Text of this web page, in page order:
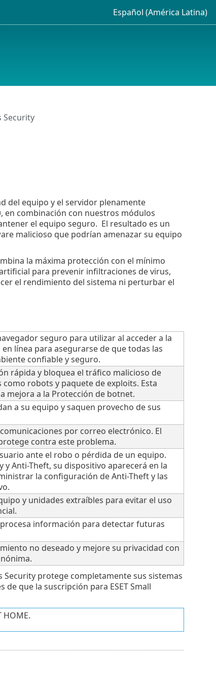
Español (América Latina)
Security
del equipo y el servidor plenamente
en combinación con nuestros módulos
el equipo seguro. El resultado es un
malicioso que podrían amenazar su equipo
la máxima protección con el mínimo
para prevenir infiltraciones de virus,
el rendimiento del sistema ni perturbar el
seguro para utilizar al acceder a la
línea para asegurarse de que todas las
confiable y seguro.
rápida y bloquea el tráfico malicioso de
robots y paquete de exploits. Esta
mejora a la Protección de botnet.
a su equipo y saquen provecho de sus
por correo electrónico. El
contra este problema.
ante el robo o pérdida de un equipo.
y Anti-Theft, su dispositivo aparecerá en la
la configuración de Anti-Theft y las
y unidades extraíbles para evitar el uso
información para detectar futuras
no deseado y mejore su privacidad con
Security protege completamente sus sistemas
de que la suscripción para ESET Small
HOME.